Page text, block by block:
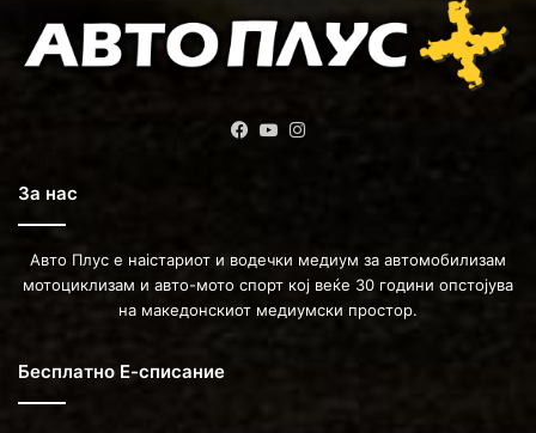
Facebook
YouTube
За нас
Авто Плус е наістариот и водечки медиум за автомобилизам
мотоциклизам и авто-мото спорт кој веќе 30 години опстојува
на македонскиот медиумски простор.
Бесплатно Е-списание